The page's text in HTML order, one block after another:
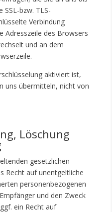
SSL-bzw. TLS-
Verbindung
Adresszeile des Browsers
und an dem
aktiviert ist,
uns übermitteln, nicht von
Löschung
gesetzlichen
Recht auf unentgeltliche
personenbezogenen
und den Zweck
ein Recht auf